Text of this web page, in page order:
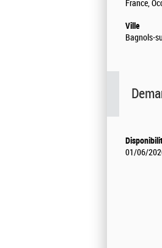
France,
Ville
Bagnols-
01/06/